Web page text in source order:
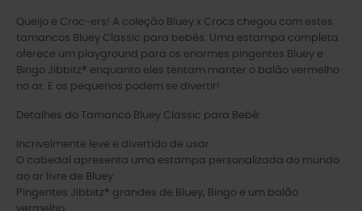
Queijo e Croc-ers! A coleção Bluey x Crocs chegou com estes
tamancos Bluey Classic para bebês. Uma estampa completa
oferece um playground para os enormes pingentes Bluey e
Bingo Jibbitz® enquanto eles tentam manter o balão vermelho
no ar. E os pequenos podem se divertir!
Detalhes do Tamanco Bluey Classic para Bebê:
Incrivelmente leve e divertido de usar
O cabedal apresenta uma estampa personalizada do mundo
ao ar livre de Bluey
Pingentes Jibbitz® grandes de Bluey, Bingo e um balão